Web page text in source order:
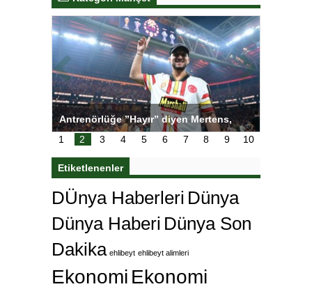
Antrenörlüğe ”Hayır” diyen Mertens,
Galatasaray’dan bakın ne istedi
1
2 3 4 5 6 7 8 9 10
Etiketlenenler
DÜnya Haberleri Dünya
Dünya Haberi Dünya Son
Dakika ehlibeyt ehlibeyt alimleri
Ekonomi Ekonomi